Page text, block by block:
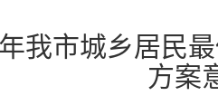
我市城乡居民
方案